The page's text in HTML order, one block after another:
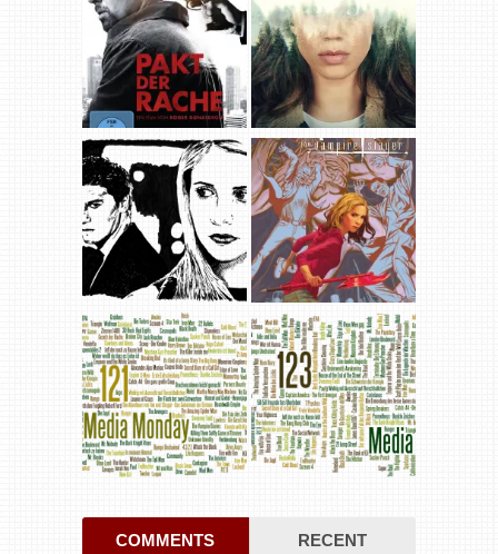
COMMENTS RECENT